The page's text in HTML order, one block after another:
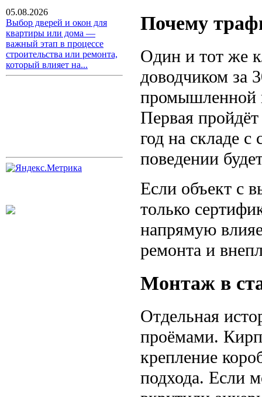
05.08.2026
Выбор дверей и окон для
квартиры или дома —
важный этап в процессе
строительства или ремонта,
который влияет на...
Почему
Один и тот же
доводчиком за
промышленной
Первая
год на складе
поведении
Если объект с
только
напрямую
ремонта и
Монтаж в
Отдельная
проёмами.
крепление
подхода. Если